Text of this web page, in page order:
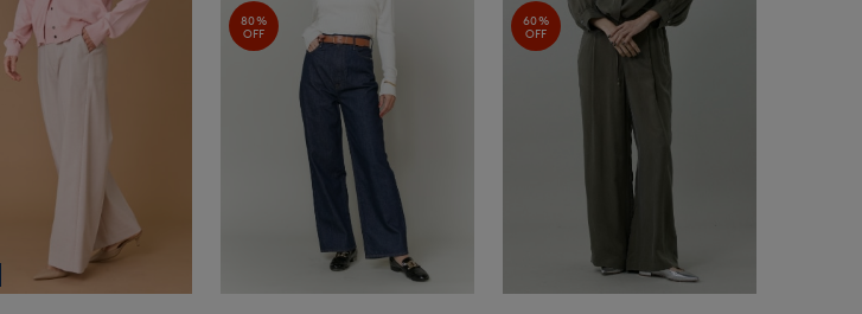
80%
OFF
60%
OFF